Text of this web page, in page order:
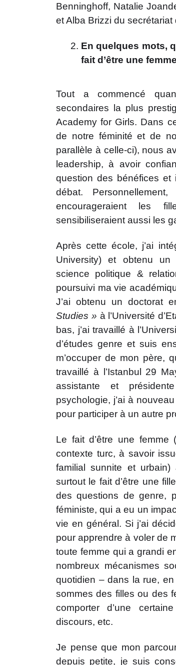
Benninghoff, Natalie
et Alba Brizzi du secrétariat
En quelques mots,
fait d’être une
Tout a commencé
secondaires la plus
Academy for Girls. Dans
de notre féminité et de
parallèle à celle-ci), nous
leadership, à avoir
question des bénéfices et
débat.
encourageraient les
sensibiliseraient aussi les
Après cette école, j’ai
University) et obtenu
science politique &
poursuivi ma vie
J’ai obtenu un doctorat
Studies » à l’Université
bas, j’ai travaillé à
d’études genre et suis
m’occuper de mon père,
travaillé à l’Istanbul 29
assistante et
psychologie, j’ai à
pour participer à un autre
Le fait d’être une femme
contexte turc, à savoir
familial sunnite et urbain)
surtout le fait d’être une
des questions de genre,
féministe, qui a eu un
vie en général. Si j’ai
pour apprendre à voler de
toute femme qui a grandi
nombreux mécanismes
quotidien – dans la rue,
sommes des filles ou des
comporter d’une
discours, etc.
Je pense que mon
depuis petite, je suis